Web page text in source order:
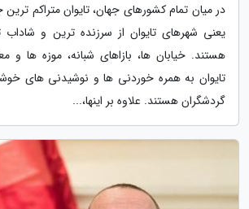
در میان تمام کشورهای جهان، تایوان متراکم
یعنی شهرهای تایوان از سرزنده ترین و
هستند. خیابان ها، بازاهای شبانه، موزه ها و
تایوان به همره خوردنی ها و نوشیدنی های
گردشگران هستند. علاوه بر اینها،...